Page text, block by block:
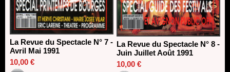
La Revue du Spectacle N° 7 -
Avril Mai 1991
10,00 €
La Revue du Spectacle N° 8 -
Juin Juillet Août 1991
10,00 €